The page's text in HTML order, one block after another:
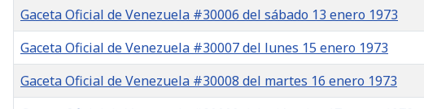
Gaceta Oficial de Venezuela #30006 del sábado 13 enero 1973
Gaceta Oficial de Venezuela #30007 del lunes 15 enero 1973
Gaceta Oficial de Venezuela #30008 del martes 16 enero 1973